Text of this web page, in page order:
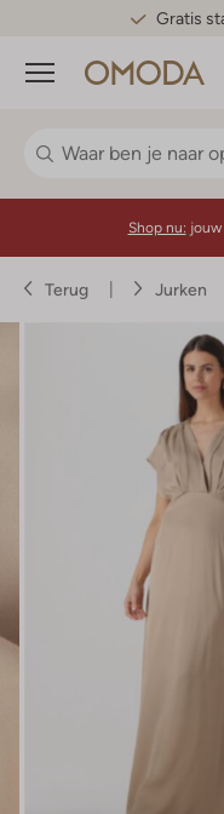
Gratis
Menu
Shop nu:
Terug Jurken